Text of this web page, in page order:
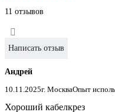
11 отзывов
Написать отзыв
Андрей
10.11.2025г. МоскваОпыт
Хороший кабелкрез